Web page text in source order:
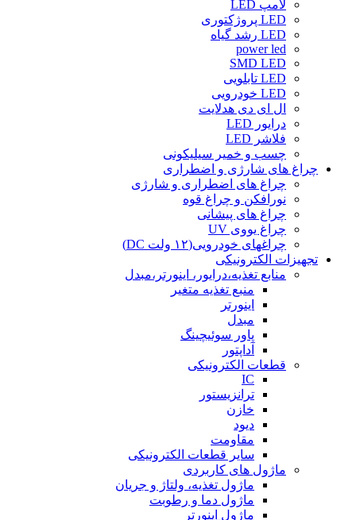
لامپ LED
LED پروژکتوری
LED رشد گیاه
power led
SMD LED
LED تابلویی
LED خودرویی
ال ای دی هدلایت
درایور LED
فلاشر LED
چسب و خمیر سیلیکونی
چراغ های شارژی و اضطراری
چراغ های اضطراری و شارژی
نورافکن و چراغ قوه
چراغ های پیشانی
چراغ یووی UV
چراغهای خودرویی(۱۲ ولت DC)
تجهیزات الکترونیکی
منابع تغذیه،درایور، اینورتر،مبدل
منبع تغذیه متغیر
اینورتر
مبدل
پاور سوئیچینگ
آداپتور
قطعات الکترونیکی
IC
ترانزیستور
خازن
دیود
مقاومت
سایر قطعات الکترونیکی
ماژول های کاربردی
ماژول تغذیه، ولتاژ و جریان
ماژول دما و رطوبت
ماژول اینورتر